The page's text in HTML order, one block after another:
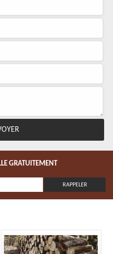
GRATUITEMENT